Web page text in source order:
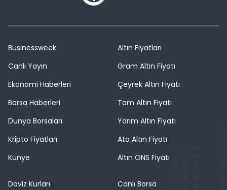
Businessweek
Canlı Yayın
Ekonomi Haberleri
Borsa Haberleri
Dünya Borsaları
Kripto Fiyatları
Künye
Altın Fiyatları
Gram Altın Fiyatı
Çeyrek Altın Fiyatı
Tam Altın Fiyatı
Yarım Altın Fiyatı
Ata Altın Fiyatı
Altın ONS Fiyatı
Döviz Kurları
Canlı Borsa